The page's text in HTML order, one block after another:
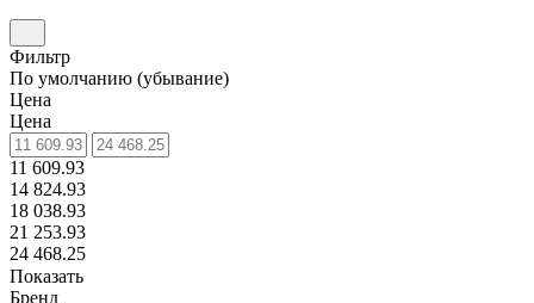
Фильтр
По умолчанию (убывание)
Цена
Цена
11 609.93
14 824.93
18 038.93
21 253.93
24 468.25
Показать
Бренд